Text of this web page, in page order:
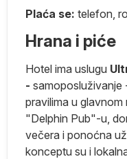
Plaća se: telefon,
Hrana i piće
Hotel ima uslugu
- samoposluživanje
pravilima u
"Delphin Pub"-u,
večera i ponoćna
konceptu su i